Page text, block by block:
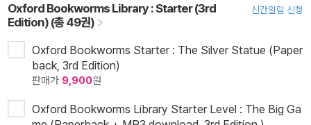
Oxford Bookworms Library : Starter (3rd
Edition) (총 49권)
신간알림 신청
Oxford Bookworms Starter : The Silver Statue (Paper
back, 3rd Edition)
판매가 9,900원
Oxford Bookworms Library Starter Level : The Big Ga